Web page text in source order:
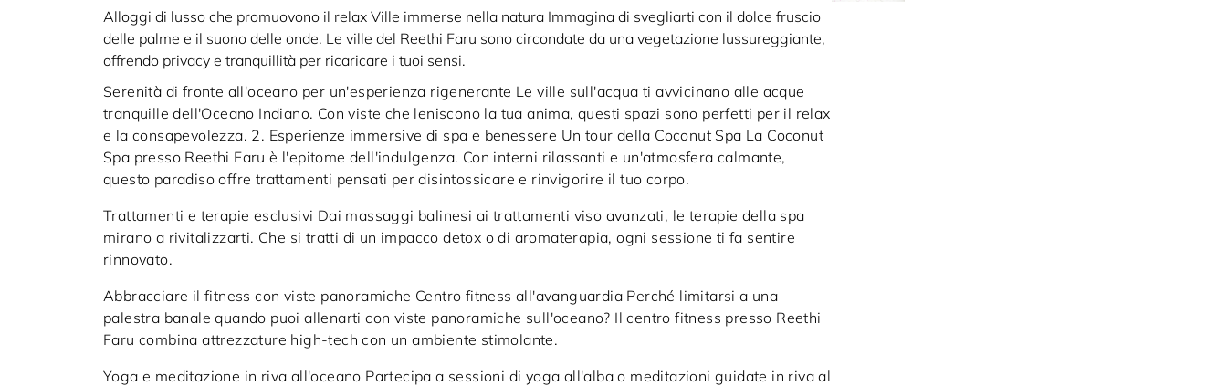
Alloggi di lusso che promuovono il relax Ville immerse nella natura Immagina di svegliarti con il dolce fruscio
delle palme e il suono delle onde. Le ville del Reethi Faru sono circondate da una vegetazione lussureggiante,
offrendo privacy e tranquillità per ricaricare i tuoi sensi.
Serenità di fronte all'oceano per un'esperienza rigenerante Le ville sull'acqua ti avvicinano alle acque
tranquille dell'Oceano Indiano. Con viste che leniscono la tua anima, questi spazi sono perfetti per il relax
e la consapevolezza. 2. Esperienze immersive di spa e benessere Un tour della Coconut Spa La Coconut
Spa presso Reethi Faru è l'epitome dell'indulgenza. Con interni rilassanti e un'atmosfera calmante,
questo paradiso offre trattamenti pensati per disintossicare e rinvigorire il tuo corpo.
Trattamenti e terapie esclusivi Dai massaggi balinesi ai trattamenti viso avanzati, le terapie della spa
mirano a rivitalizzarti. Che si tratti di un impacco detox o di aromaterapia, ogni sessione ti fa sentire
rinnovato.
Abbracciare il fitness con viste panoramiche Centro fitness all'avanguardia Perché limitarsi a una
palestra banale quando puoi allenarti con viste panoramiche sull'oceano? Il centro fitness presso Reethi
Faru combina attrezzature high-tech con un ambiente stimolante.
Yoga e meditazione in riva all'oceano Partecipa a sessioni di yoga all'alba o meditazioni guidate in riva al